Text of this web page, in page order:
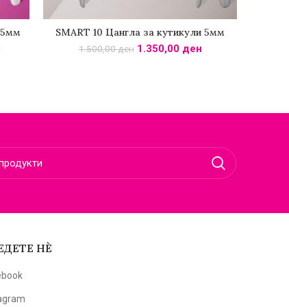
5мм ДОДАДИ ВО КОШНИЧКА
SMART 10 Цангла за кутикули 5мм
1.500,00ден 1.350,00 ден
НЀ